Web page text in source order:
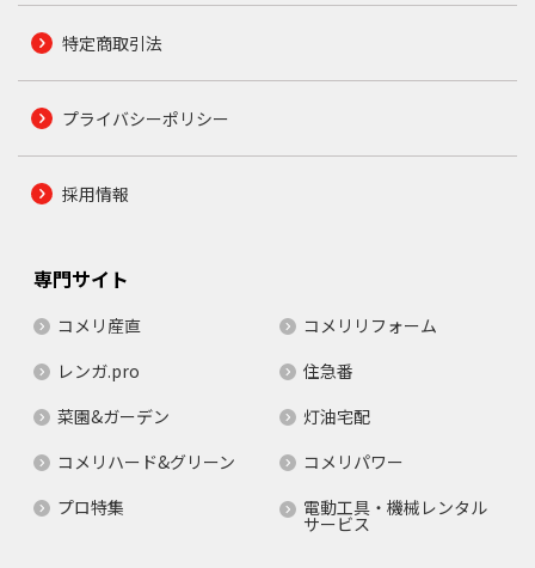
特定商取引法
プライバシーポリシー
採用情報
専門サイト
コメリ産直
コメリリフォーム
レンガ.pro
住急番
菜園&ガーデン
灯油宅配
コメリハード&グリーン
コメリパワー
プロ特集
電動工具・機械レンタル
サービス